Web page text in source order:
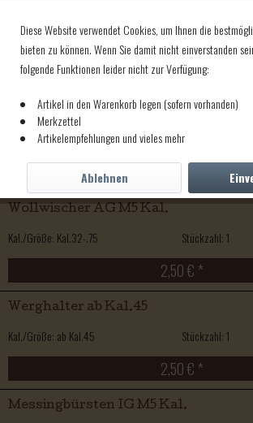
2,50 € *
Haarbürsten AG M5 Kal.
Kal./Größe: Kal.32-.75 Stückzahl: 1
Wollwischer AG M5 Kal.
Kal./Größe: Kal.32-.75 Stückzahl: 1
2,50 € *
Werghalter ab Kal.45
Kal./Größe: ab Kal.45 Stückzahl: 1
2,50 € *
Messingbürsten IG M5 Kal.
Diese Website verwendet Cookies, um Ihnen die
bieten zu können. Wenn Sie damit nicht einverstanden
folgende Funktionen leider nicht zur Verfügung:
Artikel in den Warenkorb legen (sofern vorhanden)
Merkzettel
Artikelempfehlungen und vieles mehr
Ablehnen